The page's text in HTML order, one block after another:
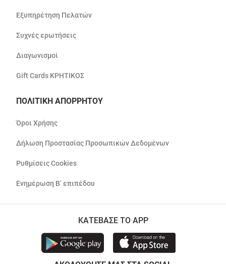
Εξυπηρέτηση Πελατών
Συχνές ερωτήσεις
Διαγωνισμοί
Gift Cards ΚΡΗΤΙΚΟΣ
ΠΟΛΙΤΙΚΗ ΑΠΟΡΡΗΤΟΥ
Όροι Χρήσης
Δήλωση Προστασίας Προσωπικών Δεδομένων
Ρυθμίσεις Cookies
Ενημέρωση Β’ επιπέδου
ΚΑΤΕΒΑΣΕ ΤΟ APP